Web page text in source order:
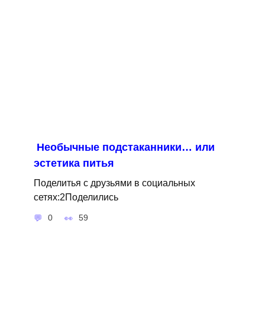
Необычные подстаканники… или
эстетика питья
Поделитья с друзьями в социальных
сетях:2Поделились
0 59